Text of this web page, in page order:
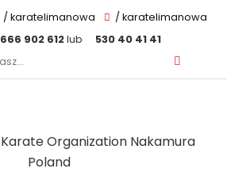
/ karatelimanowa
/ karatelimanowa
666 902 612lub
530 40 41 41